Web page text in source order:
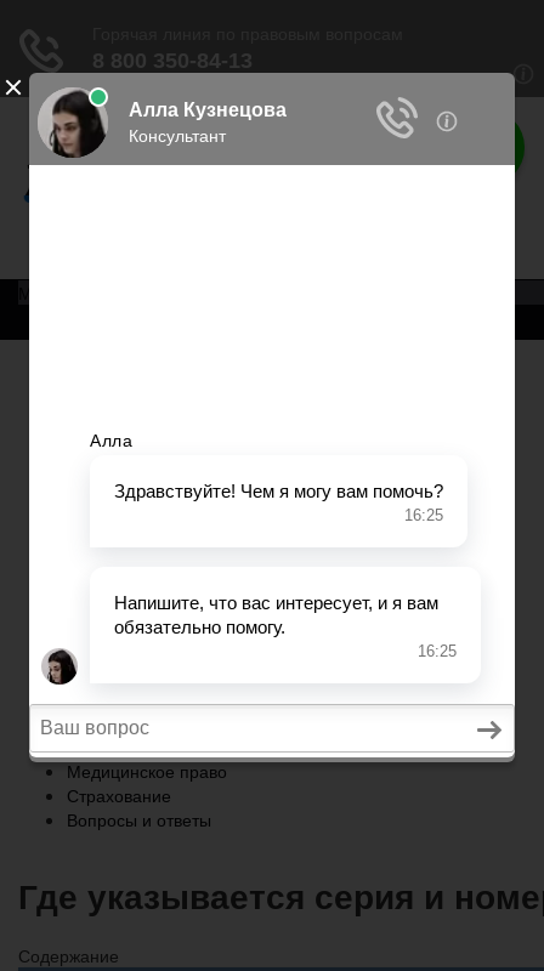
Права россиян
Вопросы и ответы
Главная
Военное право
Трудовое право
Медицинское право
Страхование
Вопросы и ответы
Где указывается серия и
Содержание